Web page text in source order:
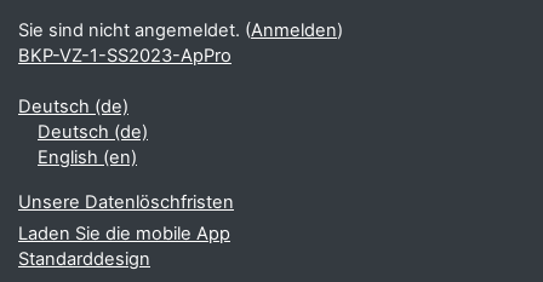
Sie sind nicht angemeldet. (Anmelden)
BKP-VZ-1-SS2023-ApPro
Deutsch ‎(de)‎
Deutsch ‎(de)‎
English ‎(en)‎
Unsere Datenlöschfristen
Laden Sie die mobile App
Standarddesign